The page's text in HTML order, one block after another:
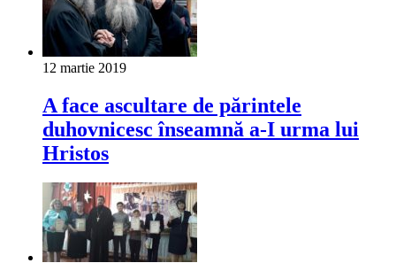
12 martie 2019
A face ascultare de părintele
duhovnicesc înseamnă a-I urma lui
Hristos